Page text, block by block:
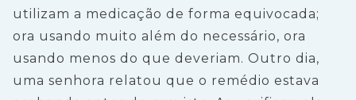
utilizam a medicação de forma equivocada;
ora usando muito além do necessário, ora
usando menos do que deveriam. Outro dia,
uma senhora relatou que o remédio estava